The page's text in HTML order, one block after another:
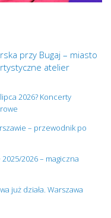
przy Bugaj – miasto
atelier
2026? Koncerty
– przewodnik po
2026 – magiczna
już działa. Warszawa